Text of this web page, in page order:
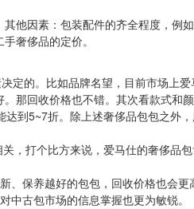
他因素：包装配件的齐全程度，例
奢侈品的定价。
定的。比如品牌名望，目前市场上
那回收价格也不错。其次看款式和
到5~7折。除上述奢侈品包包之外
，打个比方来说，爱马仕的奢侈品
保养越好的包包，回收价格也会更
古包市场的信息掌握也更为敏锐。